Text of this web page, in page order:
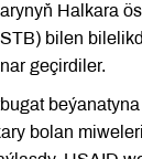
Halkara
bilen
geçirdiler.
bolan